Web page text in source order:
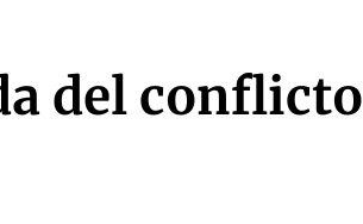
del